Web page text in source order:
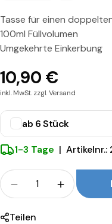
n
i
E
s
p
r
e
s
s
o
t
Tasse für einen
100ml Füllvolumen
Umgekehrte Einkerbung
10,90 €
inkl. MwSt. zzgl. Versand
ab 6 Stück
1-3 Tage | Artikelnr.:
Menge
Menge fürMenge
Teilen